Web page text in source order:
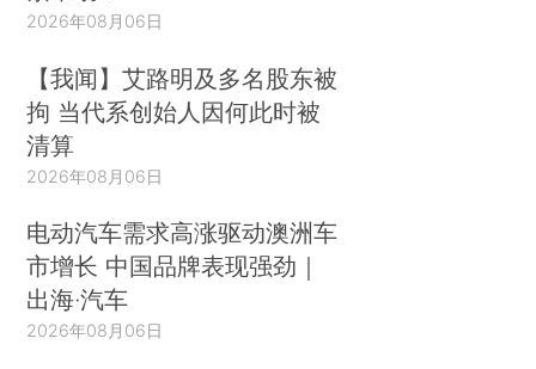
2026年08月06日
【我闻】艾路明及多名股东被
拘 当代系创始人因何此时被
清算
2026年08月06日
电动汽车需求高涨驱动澳洲车
市增长 中国品牌表现强劲｜
出海·汽车
2026年08月06日